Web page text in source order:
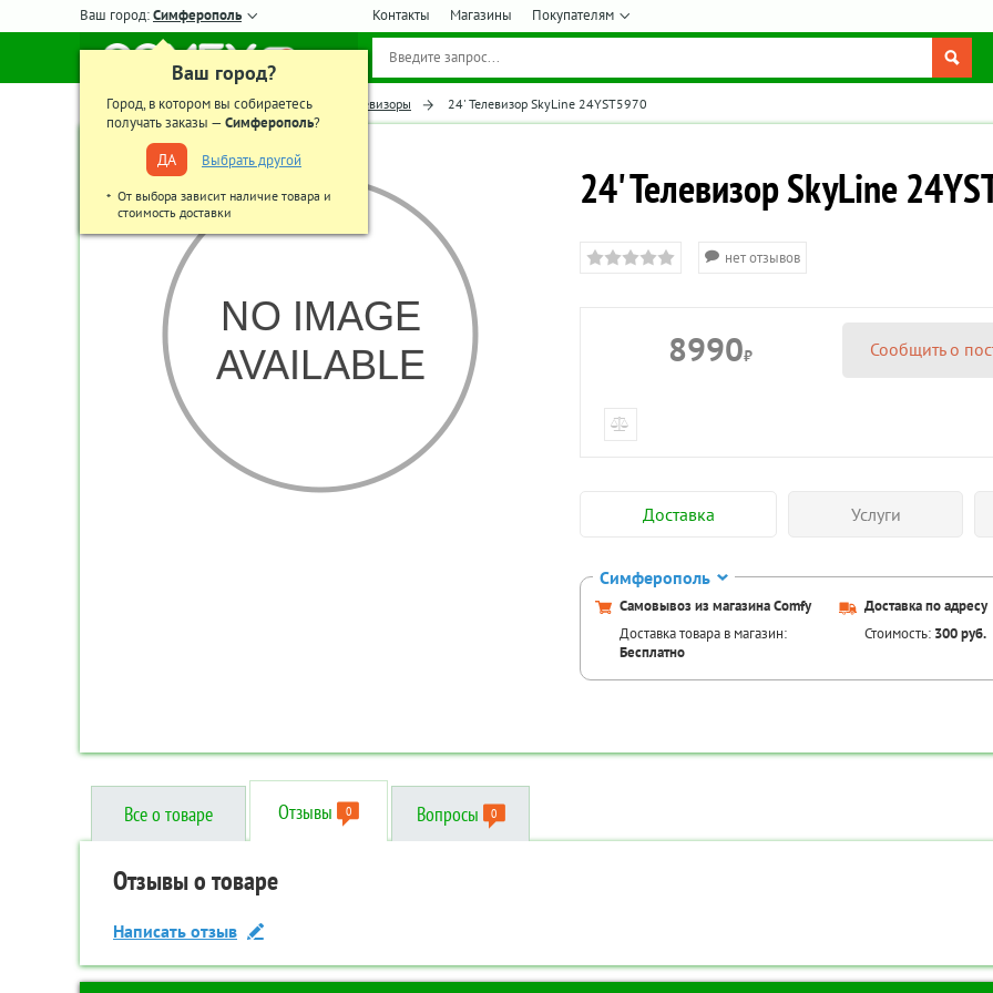
Ваш город:Симферополь
Ваш город?
Город, в котором вы собираетесь
получать заказы —Симферополь?
ДА Выбрать другой
От выбора зависит наличие товара и
стоимость доставки
Контакты Магазины Покупателям
Главная Телевизоры, аудио-видео Телевизоры 24' Телевизор SkyLine 24YST5970
24' Телевизор SkyLine
нет отзывов
8990₽ Сообщить о
Доставка Услуги
Симферополь
Самовывоз из магазина Comfy
Доставка товара в магазин:
Бесплатно
Доставка по адресу
Стоимость: 300 руб.
Все о товаре Отзывы 0 Вопросы 0
Технические характеристики
Дополнительные
Отзывы о товаре
Написать отзыв
Вопросы о товаре
Задать вопрос